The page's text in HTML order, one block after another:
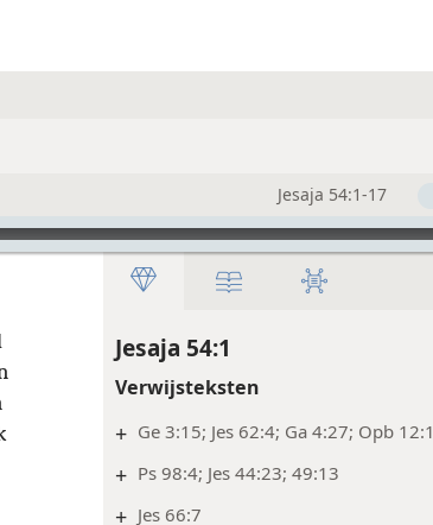
Jesaja 54:1-17
Jesaja 54:1
Verwijsteksten
+ Ge 3:15; Jes 62:4; Ga 4:27; Opb 12:1
+ Ps 98:4; Jes 44:23; 49:13
+ Jes 66:7